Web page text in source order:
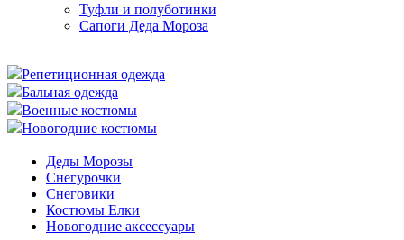
Туфли и полуботинки
Сапоги Деда Мороза
Репетиционная одежда
Бальная одежда
Военные костюмы
Новогодние костюмы
Деды Морозы
Снегурочки
Снеговики
Костюмы Елки
Новогодние аксессуары